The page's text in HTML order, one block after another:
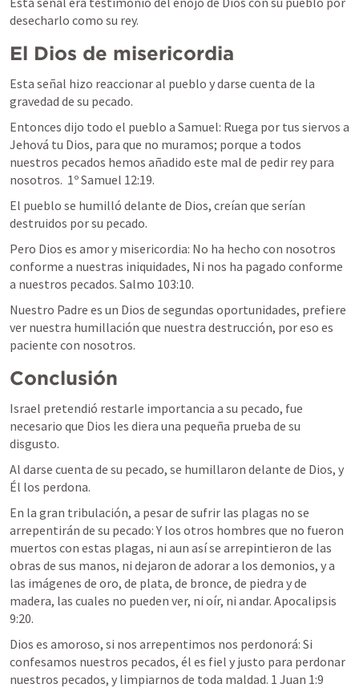
desecharlo como su rey.
El Dios de misericordia
Esta señal hizo reaccionar al pueblo y darse cuenta de la
gravedad de su pecado.
Entonces dijo todo el pueblo a Samuel: Ruega por tus siervos a
Jehová tu Dios, para que no muramos; porque a todos
nuestros pecados hemos añadido este mal de pedir rey para
1º Samuel 12:19.
El pueblo se humilló delante de Dios, creían que serían
destruidos por su pecado.
Pero Dios es amor y misericordia: No ha hecho con nosotros
conforme a nuestras iniquidades, Ni nos ha pagado conforme
a nuestros pecados. Salmo 103:10.
Nuestro Padre es un Dios de segundas oportunidades, prefiere
ver nuestra humillación que nuestra destrucción, por eso es
paciente con nosotros.
Conclusión
Israel pretendió restarle importancia a su pecado, fue
necesario que Dios les diera una pequeña prueba de su
disgusto.
Al darse cuenta de su pecado, se humillaron delante de Dios, y
Él los perdona.
En la gran tribulación, a pesar de sufrir las plagas no se
arrepentirán de su pecado: Y los otros hombres que no fueron
muertos con estas plagas, ni aun así se arrepintieron de las
obras de sus manos, ni dejaron de adorar a los demonios, y a
las imágenes de oro, de plata, de bronce, de piedra y de
madera, las cuales no pueden ver, ni oír, ni andar. Apocalipsis
9:20.
Dios es amoroso, si nos arrepentimos nos perdonorá: Si
confesamos nuestros pecados, él es fiel y justo para perdonar
nuestros pecados, y limpiarnos de toda maldad. 1 Juan 1:9